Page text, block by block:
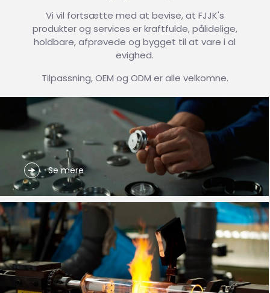
Vi vil fortsætte med at bevise, at FJJK's
produkter og services er kraftfulde, pålidelige,
holdbare, afprøvede og bygget til at vare i al
evighed.
Tilpassning, OEM og ODM er alle velkomne.
Se mere